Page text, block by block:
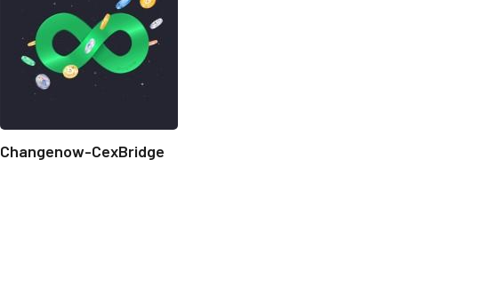
Changenow-CexBridge